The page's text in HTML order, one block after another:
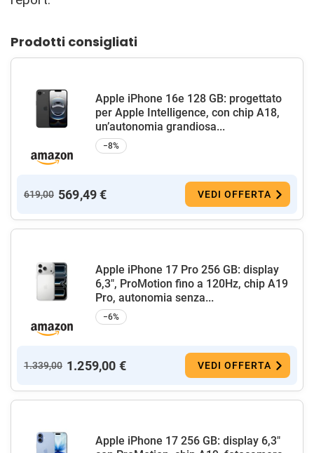
Prodotti consigliati
Apple iPhone 16e 128 GB: progettato
per Apple Intelligence, con chip A18,
un’autonomia grandiosa...
−8%
619,00 569,49 € VEDI OFFERTA
Apple iPhone 17 Pro 256 GB: display
6,3", ProMotion fino a 120Hz, chip A19
Pro, autonomia senza...
−6%
1.339,00 1.259,00 € VEDI OFFERTA
Apple iPhone 17 256 GB: display 6,3"